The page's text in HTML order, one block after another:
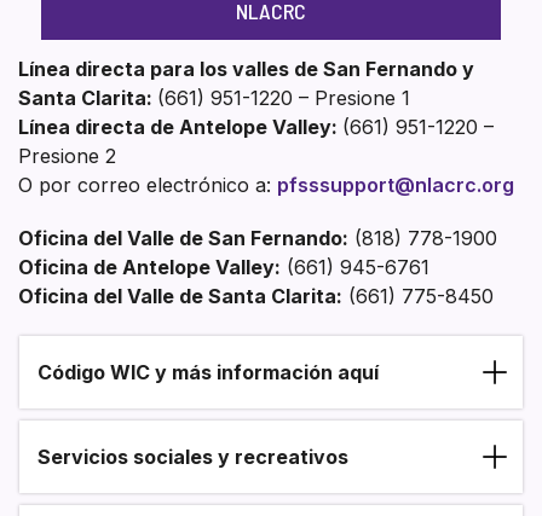
NLACRC
Línea directa para los valles de San Fernando y
Santa Clarita: (661) 951-1220 – Presione 1
Línea directa de Antelope Valley: (661) 951-1220 –
Presione 2
O por correo electrónico a: pfsssupport@nlacrc.org
Oficina del Valle de San Fernando: (818) 778-1900
Oficina de Antelope Valley: (661) 945-6761
Oficina del Valle de Santa Clarita: (661) 775-8450
Section heading
Código WIC y más información aquí
Servicios sociales y recreativos